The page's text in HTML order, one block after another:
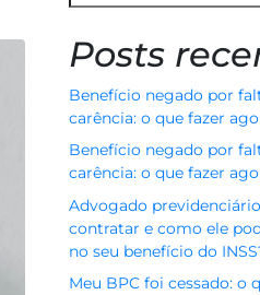
Posts
Benefício negado por
carência: o que fazer
Benefício negado por
carência: o que fazer
Advogado
contratar e como ele
no seu benefício do
Meu BPC foi cessado: o